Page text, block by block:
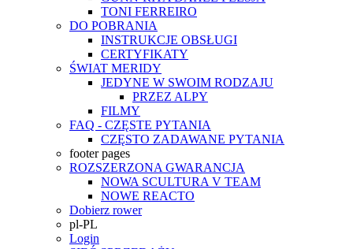
TONI FERREIRO
DO POBRANIA
INSTRUKCJE OBSŁUGI
CERTYFIKATY
ŚWIAT MERIDY
JEDYNE W SWOIM RODZAJU
PRZEZ ALPY
FILMY
FAQ - CZĘSTE PYTANIA
CZĘSTO ZADAWANE PYTANIA
footer pages
ROZSZERZONA GWARANCJA
NOWA SCULTURA V TEAM
NOWE REACTO
Dobierz rower
pl-PL
Login